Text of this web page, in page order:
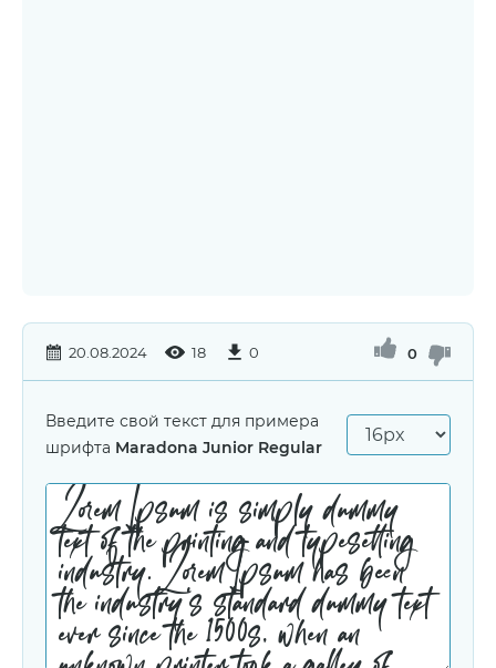
20.08.2024 18 0 0
Введите свой текст для примера
шрифта Maradona Junior Regular